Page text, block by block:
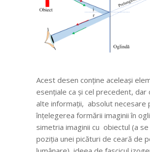
Acest desen conține aceleași
esențiale ca și cel precedent, dar
alte informații, absolut necesare
înțelegerea formării imaginii în
simetria imaginii cu obiectul (a
poziția unei picături de ceară de